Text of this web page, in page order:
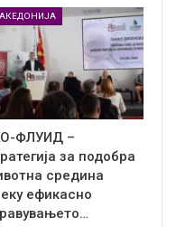
ФЛУИД –
за подобра
средина
ефикасно